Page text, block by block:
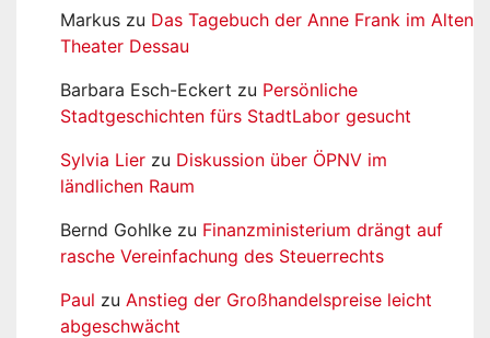
Markus zu Das Tagebuch der Anne Frank im Alten
Theater Dessau
Barbara Esch-Eckert zu Persönliche
Stadtgeschichten fürs StadtLabor gesucht
Sylvia Lier zu Diskussion über ÖPNV im
ländlichen Raum
Bernd Gohlke zu Finanzministerium drängt auf
rasche Vereinfachung des Steuerrechts
Paul zu Anstieg der Großhandelspreise leicht
abgeschwächt